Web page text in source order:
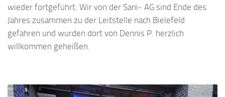
wieder fortgeführt. Wir von der Sani- AG sind Ende des
Jahres zusammen zu der Leitstelle nach Bielefeld
gefahren und wurden dort von Dennis P. herzlich
willkommen geheißen.